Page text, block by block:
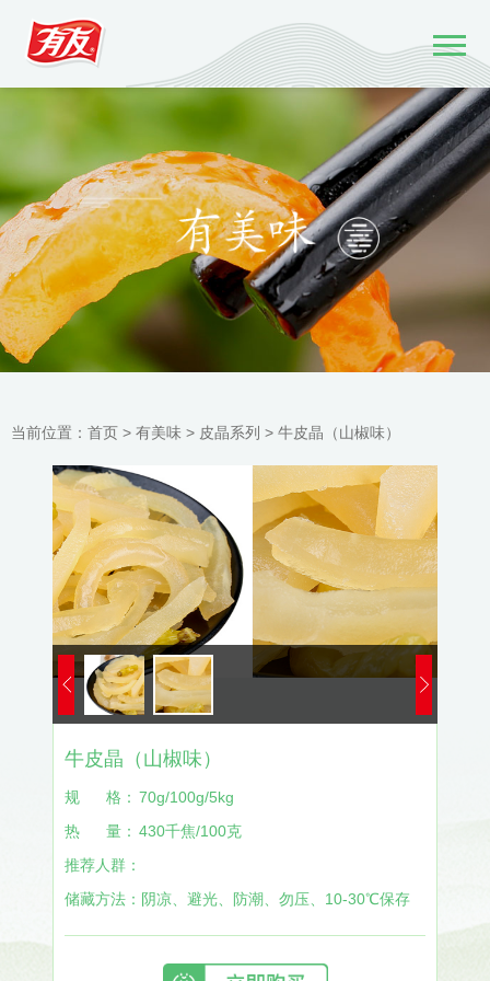
当前位置： 首页 > 有美味 > 皮晶系列 > 牛皮晶（山椒味）
牛皮晶（山椒味）
规 格： 70g/100g/5kg
热
量： 430千焦/100克
推荐人群：
储藏方法： 阴凉、避光、防潮、勿压、10-30℃保存